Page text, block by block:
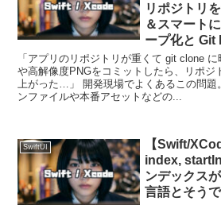
リポジトリ
＆スマート
ープ化と Git
「アプリのリポジトリが重くて git clone
や高解像度PNGをコミットしたら、リポジ
上がった…」 開発現場でよくあるこの問題
ンファイルや本番アセットなどの...
SwiftUI
【Swift/
index,
ンデックス
言語とそう